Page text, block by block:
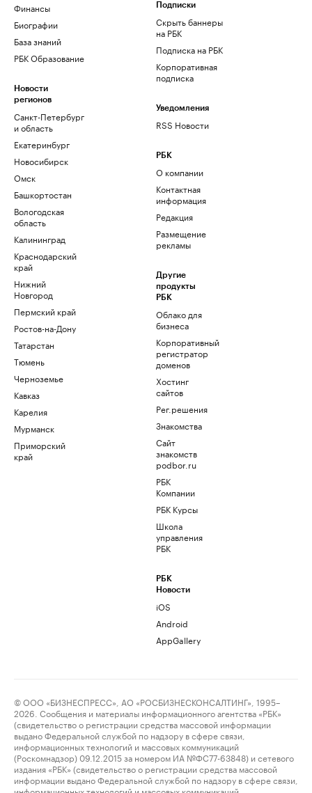
Финансы
Биографии
База знаний
РБК Образование
Новости
регионов
Санкт-Петербург
и область
Екатеринбург
Новосибирск
Омск
Башкортостан
Вологодская
область
Калининград
Краснодарский
край
Нижний
Новгород
Пермский край
Ростов-на-Дону
Татарстан
Тюмень
Черноземье
Кавказ
Карелия
Мурманск
Приморский
край
Подписки
Скрыть баннеры
на РБК
Подписка на РБК
Корпоративная
подписка
Уведомления
RSS Новости
РБК
О компании
Контактная
информация
Редакция
Размещение
рекламы
Другие
продукты
РБК
Облако для
бизнеса
Корпоративный
регистратор
доменов
Хостинг
сайтов
Рег.решения
Знакомства
Сайт
знакомств
podbor.ru
РБК
Компании
РБК Курсы
Школа
управления
РБК
РБК
Новости
iOS
Android
AppGallery
© ООО «БИЗНЕСПРЕСС», АО «РОСБИЗНЕСКОНСАЛТИНГ», 1995–
2026. Сообщения и материалы информационного агентства «РБК»
(свидетельство о регистрации средства массовой информации
выдано Федеральной службой по надзору в сфере связи,
информационных технологий и массовых коммуникаций
(Роскомнадзор) 09.12.2015 за номером ИА №ФС77-63848) и сетевого
издания «РБК» (свидетельство о регистрации средства массовой
информации выдано Федеральной службой по надзору в сфере связи,